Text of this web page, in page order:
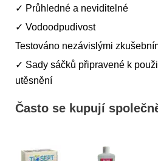
✓ Průhledné a neviditelné
✓ Vodoodpudivost
Testováno nezávislými
✓ Sady sáčků připravené k
utěsnění
Často se kupují